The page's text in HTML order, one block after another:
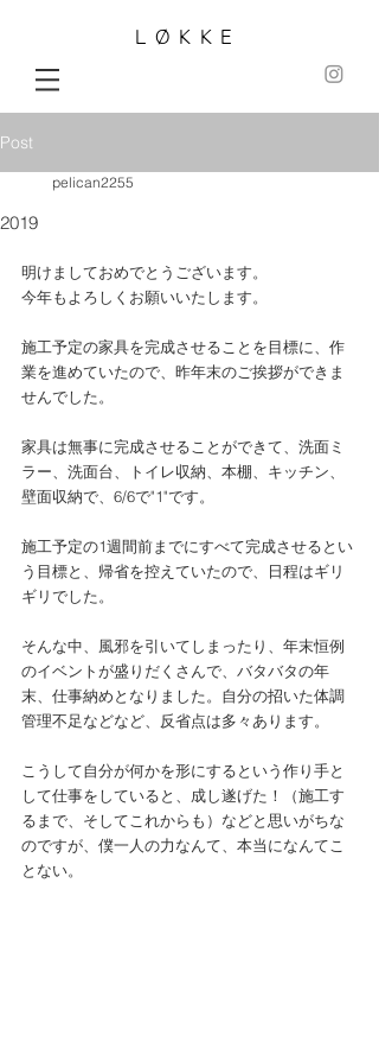
LØKKE
Post
2019
pelican2255
明けましておめでとうございます。
今年もよろしくお願いいたします。
施工予定の家具を完成させることを目標に、作
業を進めていたので、昨年末のご挨拶ができま
せんでした。
家具は無事に完成させることができて、洗面ミ
ラー、洗面台、トイレ収納、本棚、キッチン、
壁面収納で、6/6で"1"です。
施工予定の1週間前までにすべて完成させるとい
う目標と、帰省を控えていたので、日程はギリ
ギリでした。
そんな中、風邪を引いてしまったり、年末恒例
のイベントが盛りだくさんで、バタバタの年
末、仕事納めとなりました。自分の招いた体調
管理不足などなど、反省点は多々あります。
こうして自分が何かを形にするという作り手と
して仕事をしていると、成し遂げた！（施工す
るまで、そしてこれからも）などと思いがちな
のですが、僕一人の力なんて、本当になんてこ
とない。